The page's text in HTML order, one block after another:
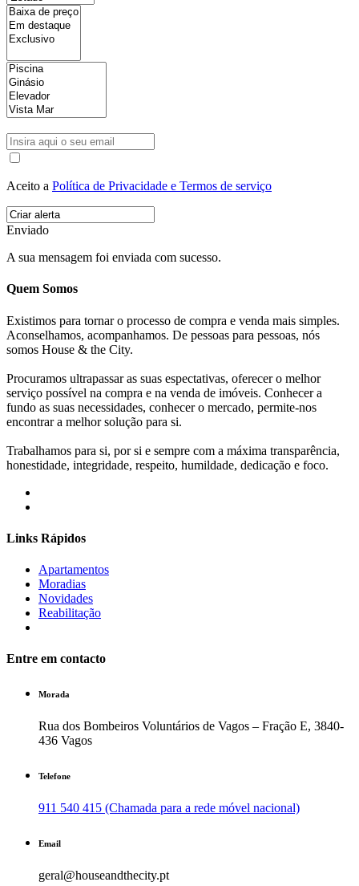
Aceito a Política de Privacidade e Termos de serviço
Enviado
A sua mensagem foi enviada com sucesso.
Quem Somos
Existimos para tornar o processo de compra e venda mais simples.
Aconselhamos, acompanhamos. De pessoas para pessoas, nós
somos House & the City.
Procuramos ultrapassar as suas espectativas, oferecer o melhor
serviço possível na compra e na venda de imóveis. Conhecer a
fundo as suas necessidades, conhecer o mercado, permite-nos
encontrar a melhor solução para si.
Trabalhamos para si, por si e sempre com a máxima transparência,
honestidade, integridade, respeito, humildade, dedicação e foco.
Links Rápidos
Apartamentos
Moradias
Novidades
Reabilitação
Entre em contacto
Morada
Rua dos Bombeiros Voluntários de Vagos – Fração E, 3840-
436 Vagos
Telefone
911 540 415 (Chamada para a rede móvel nacional)
Email
geral@houseandthecity.pt